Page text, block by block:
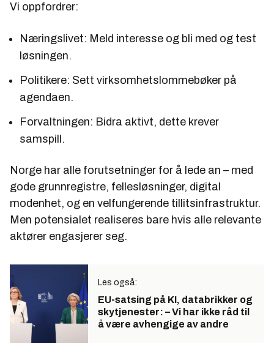
Vi oppfordrer:
Næringslivet: Meld interesse og bli med og test
løsningen.
Politikere: Sett virksomhetslommebøker på
agendaen.
Forvaltningen: Bidra aktivt, dette krever
samspill.
Norge har alle forutsetninger for å lede an – med
gode grunnregistre, fellesløsninger, digital
modenhet, og en velfungerende tillitsinfrastruktur.
Men potensialet realiseres bare hvis alle relevante
aktører engasjerer seg.
Les også:
EU-satsing på KI, databrikker og
skytjenester: – Vi har ikke råd til
å være avhengige av andre